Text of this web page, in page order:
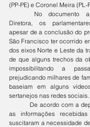
(PP-PE) e Coronel Meira (PL-
Diretora, os
apesar de a conclusão do
São Francisco ter ocorrido
dos eixos Norte e Leste da
de que alguns trechos da
impossibilitando a
prejudicando milhares de
baseiam em alguns
sertanejos nas redes sociais.
as informações
suscitaram a necessidade